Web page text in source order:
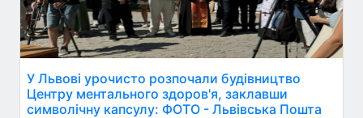
У Львові урочисто розпочали будівництво
Центру ментального здоров'я, заклавши
символічну капсулу: ФОТО - Львівська Пошта